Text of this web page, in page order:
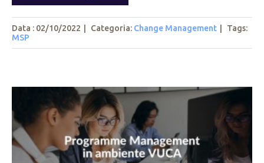
Data : 02/10/2022 Categoria: Change Management Tags:
MSP